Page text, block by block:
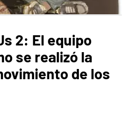
2: El equipo
se realizó la
de los